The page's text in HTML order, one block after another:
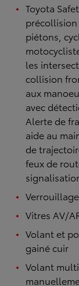
Toyota
précollision
piétons,
les
collision
aux
avec
Alerte de
aide au
de
feux de
Vitres AV/
Volant et
gainé cuir
Volant